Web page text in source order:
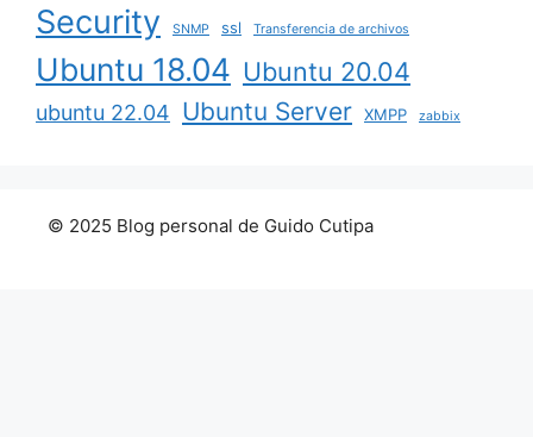
Security SNMP ssl Transferencia de archivos
Ubuntu 18.04 Ubuntu 20.04
ubuntu 22.04 Ubuntu Server XMPP zabbix